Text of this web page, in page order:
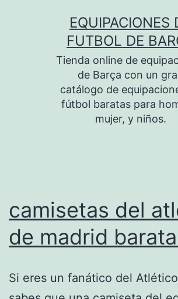
EQUIPACIONES
FUTBOL DE
Tienda online de
de Barça con un
catálogo de
fútbol baratas para
mujer, y niños.
camisetas del
de madrid
Si eres un fanático del